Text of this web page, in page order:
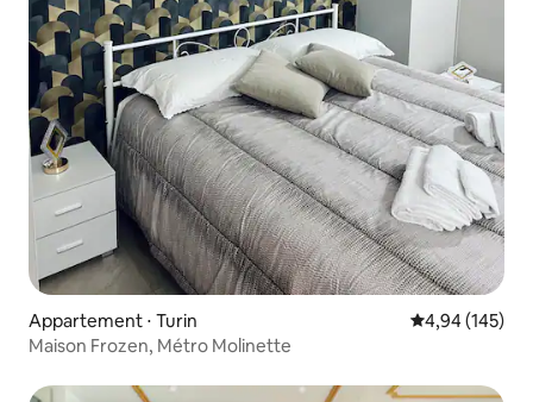
Appartement ⋅ Turin Évaluation
4,94 (145)
Maison Frozen, Métro Molinette